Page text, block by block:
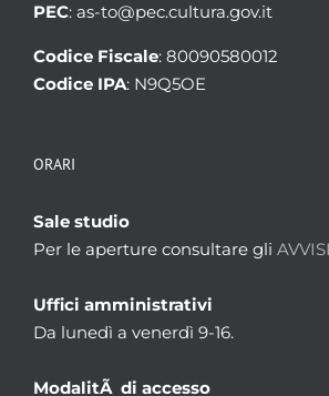
PEC: as-to@pec.cultura.gov.it
Codice Fiscale: 80090580012
Codice IPA: N9Q5OE
ORARI
Sale studio
Per le aperture consultare gli
Uffici amministrativi
Da lunedì a venerdì 9-16.
ModalitÃ di accesso